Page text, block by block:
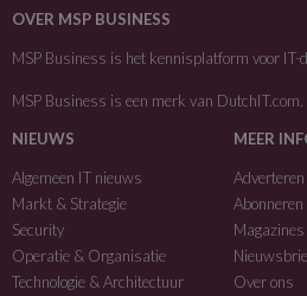
OVER MSP BUSINESS
MSP Business is het kennisplatform voor IT-
MSP Business is een merk van DutchIT.com
NIEUWS
Algemeen IT nieuws
Markt & Strategie
Security
Operatie & Organisatie
Technologie & Architectuur
MEER
Adverteren
Abonneren
Magazines
Over ons